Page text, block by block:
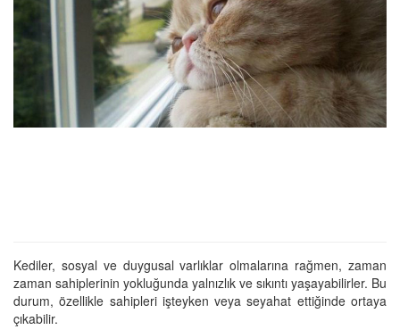
Kediler, sosyal ve duygusal varlıklar olmalarına rağmen, zaman
zaman sahiplerinin yokluğunda yalnızlık ve sıkıntı yaşayabilirler. Bu
durum, özellikle sahipleri işteyken veya seyahat ettiğinde ortaya
çıkabilir.